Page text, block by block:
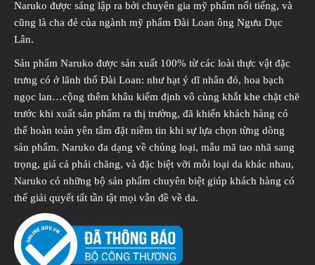
Naruko được sáng lập ra bởi chuyên gia mỹ phẩm nổi tiếng, và
cũng là cha đẻ của ngành mỹ phẩm Đài Loan ông Ngưu Dục
Lân.
Sản phẩm Naruko được sản xuất 100% từ các loài thực vật đặc
trưng có ở lãnh thổ Đài Loan: như hạt ý dĩ nhân đỏ, hoa bạch
ngọc lan…cộng thêm khâu kiểm định vô cùng khắt khe chặt chẽ
trước khi xuất sản phẩm ra thị trường, đã khiến khách hàng có
thể hoàn toàn yên tâm đặt niềm tin khi sự lựa chọn từng dòng
sản phẩm. Naruko đa dạng về chủng loại, mẫu mã tao nhã sang
trọng, giá cả phải chăng, và đặc biệt vỡi mỗi loại da khác nhau,
Naruko có những bộ sản phẩm chuyên biệt giúp khách hàng có
thể giải quyết tất tần tật mọi vẫn đề về da.